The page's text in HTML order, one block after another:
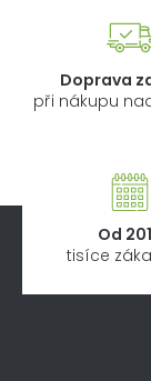
Doprava
při nákupu
Od
tisíce